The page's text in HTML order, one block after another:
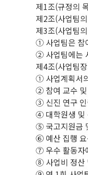
제1조(규정의
제2조(사업팀
제3조(사업팀
① 사업팀은 참
② 사업팀에는
제4조(사업팀
① 사업계획서
② 참여 교수 및
③ 신진 연구 인
④ 대학원생 및
⑤ 국고지원금
⑥ 예산 집행 요
⑦ 우수 활동자
⑧ 사업비 정산